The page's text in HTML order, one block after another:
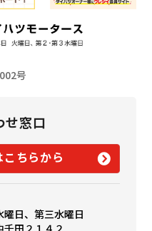
号
せ窓口
ちらから
日、第三水曜日